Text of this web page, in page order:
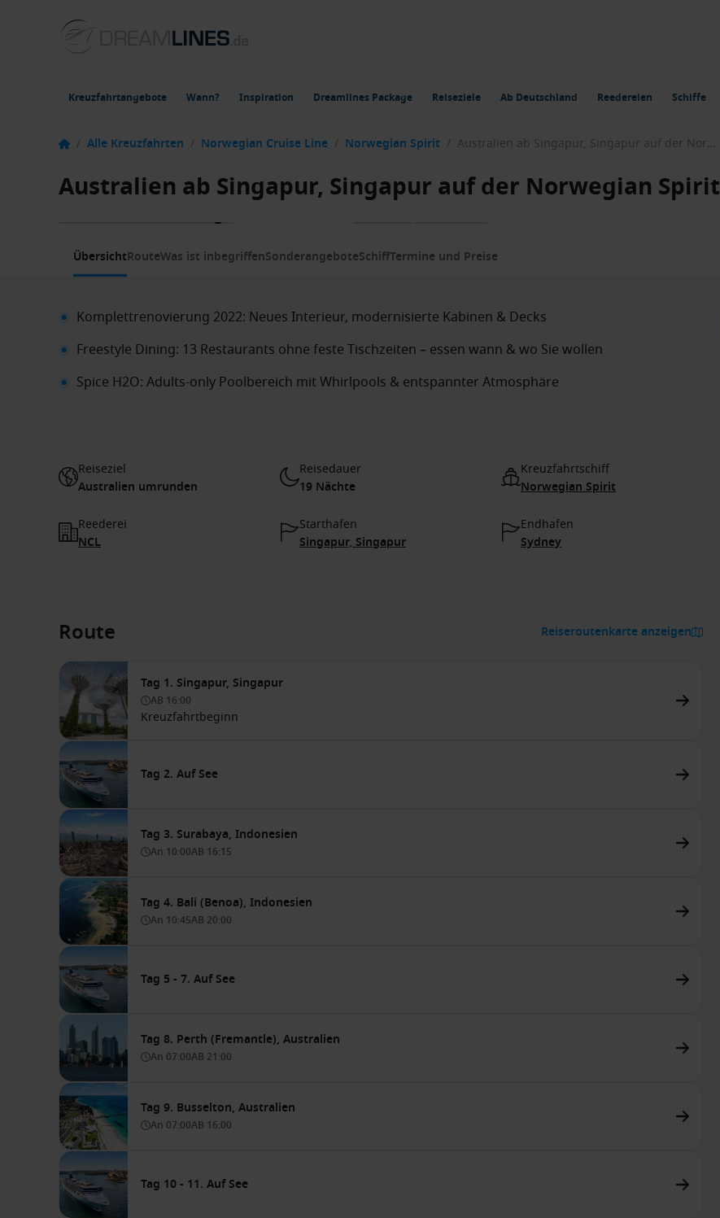
Kreuzfahrtangebote Wann? Inspiration Dreamlines Package Reiseziele Ab Deutschland Reedereien Schiffe
/ Alle Kreuzfahrten / Norwegian Cruise Line / Norwegian Spirit / Australien ab Singapur, Singapur auf der Norwegian Spirit
Australien ab Singapur, Singapur auf der Norwegian Spirit
1 / 14
ÜbersichtRouteWas ist inbegriffenSonderangeboteSchiffTermine und Preise
Komplettrenovierung 2022: Neues Interieur, modernisierte Kabinen & Decks
Freestyle Dining: 13 Restaurants ohne feste Tischzeiten – essen wann & wo Sie wollen
Spice H2O: Adults-only Poolbereich mit Whirlpools & entspannter Atmosphäre
Reiseziel
Australien umrunden
Reisedauer
19 Nächte
Kreuzfahrtschiff
Norwegian Spirit
Reederei
NCL
Starthafen
Singapur, Singapur
Endhafen
Sydney
Route Reiseroutenkarte anzeigen
Tag 1. Singapur, Singapur
AB 16:00
Kreuzfahrtbeginn
Tag 2. Auf See
Tag 3. Surabaya, Indonesien
An 10:00AB 16:15
Tag 4. Bali (Benoa), Indonesien
An 10:45AB 20:00
Tag 5 - 7. Auf See
Tag 8. Perth (Fremantle), Australien
An 07:00AB 21:00
Tag 9. Busselton, Australien
An 07:00AB 16:00
Tag 10 - 11. Auf See